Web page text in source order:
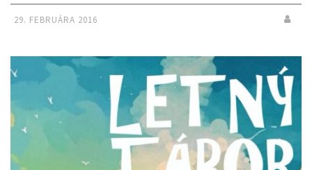
29. FEBRUÁRA 2016